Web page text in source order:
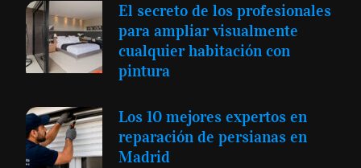
El secreto de los profesionales
para ampliar visualmente
cualquier habitación con
pintura
Los 10 mejores expertos en
reparación de persianas en
Madrid